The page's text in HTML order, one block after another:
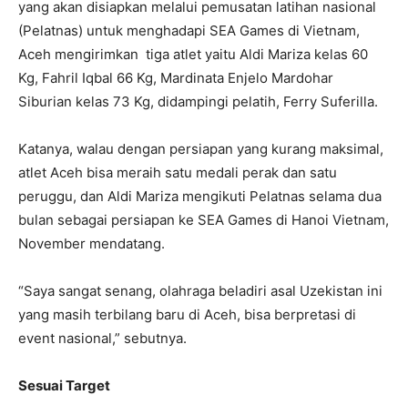
yang akan disiapkan melalui pemusatan latihan nasional
(Pelatnas) untuk menghadapi SEA Games di Vietnam,
Aceh mengirimkan tiga atlet yaitu Aldi Mariza kelas 60
Kg, Fahril Iqbal 66 Kg, Mardinata Enjelo Mardohar
Siburian kelas 73 Kg, didampingi pelatih, Ferry Suferilla.
Katanya, walau dengan persiapan yang kurang maksimal,
atlet Aceh bisa meraih satu medali perak dan satu
peruggu, dan Aldi Mariza mengikuti Pelatnas selama dua
bulan sebagai persiapan ke SEA Games di Hanoi Vietnam,
November mendatang.
“Saya sangat senang, olahraga beladiri asal Uzekistan ini
yang masih terbilang baru di Aceh, bisa berpretasi di
event nasional,” sebutnya.
Sesuai Target